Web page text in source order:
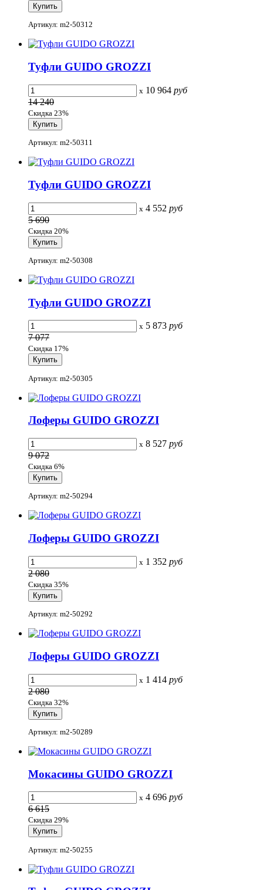
Артикул: m2-50312
Туфли GUIDO GROZZI
x 10 964 руб
14 240
Скидка 23%
Артикул: m2-50311
Туфли GUIDO GROZZI
x 4 552 руб
5 690
Скидка 20%
Артикул: m2-50308
Туфли GUIDO GROZZI
x 5 873 руб
7 077
Скидка 17%
Артикул: m2-50305
Лоферы GUIDO GROZZI
x 8 527 руб
9 072
Скидка 6%
Артикул: m2-50294
Лоферы GUIDO GROZZI
x 1 352 руб
2 080
Скидка 35%
Артикул: m2-50292
Лоферы GUIDO GROZZI
x 1 414 руб
2 080
Скидка 32%
Артикул: m2-50289
Мокасины GUIDO GROZZI
x 4 696 руб
6 615
Скидка 29%
Артикул: m2-50255